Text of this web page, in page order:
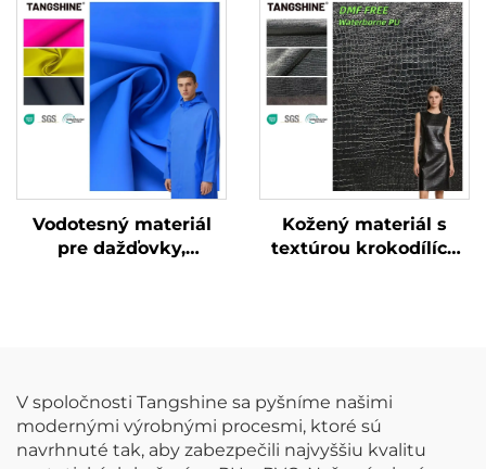
oblečenie a bundy
patentovaným
povrchom – umelecká
koža
Vodotesný materiál
pre dažďovky,
Kožený materiál s
textúrou krokodílích
V spoločnosti Tangshine sa pyšníme našimi
modernými výrobnými procesmi, ktoré sú
navrhnuté tak, aby zabezpečili najvyššiu kvalitu